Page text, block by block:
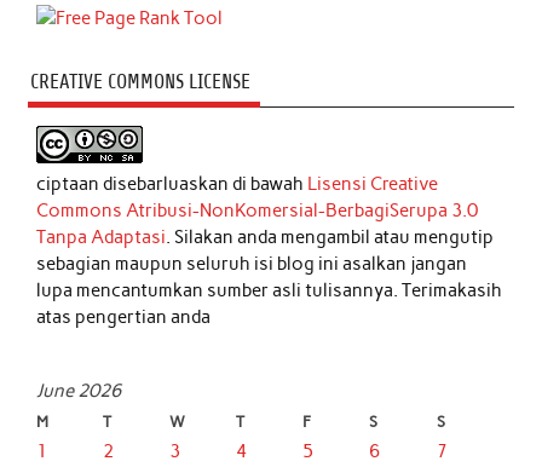
CREATIVE COMMONS LICENSE
ciptaan disebarluaskan di bawah Lisensi Creative
Commons Atribusi-NonKomersial-BerbagiSerupa 3.0
Tanpa Adaptasi. Silakan anda mengambil atau mengutip
sebagian maupun seluruh isi blog ini asalkan jangan
lupa mencantumkan sumber asli tulisannya. Terimakasih
atas pengertian anda
June 2026
M T W T F S S
1 2 3 4 5 6
7